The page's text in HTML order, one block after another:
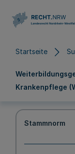
Startseite
Krankenpflege
Stammnorm